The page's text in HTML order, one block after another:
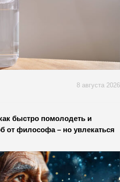
8 августа 2026
быстро помолодеть и
от философа – но увлекаться